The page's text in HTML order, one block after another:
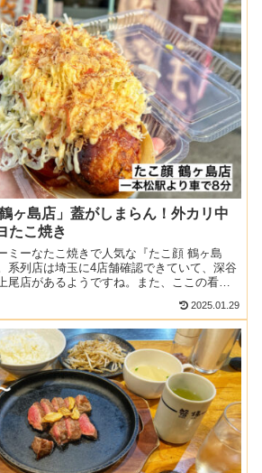
ヶ島店」蓋がしまらん！外カリ中
たこ焼き
ミーなたこ焼きで人気な『たこ顔 鶴ヶ島
系列店は埼玉に4店舗確認できていて、深谷
尾店があるようですね。また、ここの看板
2025.01.29